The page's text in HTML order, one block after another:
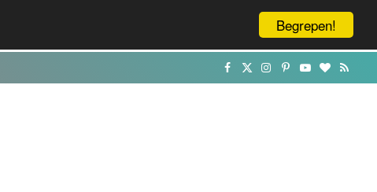
Begrepen!
Facebook
X
Instagram
Pinterest
YouTube
BlogLovin
RSS